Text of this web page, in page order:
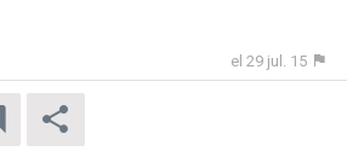
el 29 jul. 15